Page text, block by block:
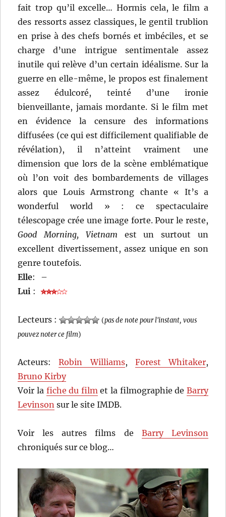
fait trop qu’il excelle… Hormis cela, le film a
des ressorts assez classiques, le gentil trublion
en prise à des chefs bornés et imbéciles, et se
charge d’une intrigue sentimentale assez
inutile qui relève d’un certain idéalisme. Sur la
guerre en elle-même, le propos est finalement
assez édulcoré, teinté d’une ironie
bienveillante, jamais mordante. Si le film met
en évidence la censure des informations
diffusées (ce qui est difficilement qualifiable de
révélation), il n’atteint vraiment une
dimension que lors de la scène emblématique
où l’on voit des bombardements de villages
alors que Louis Armstrong chante « It’s a
wonderful world » : ce spectaculaire
télescopage crée une image forte. Pour le reste,
Good Morning, Vietnam est un surtout un
excellent divertissement, assez unique en son
genre toutefois.
Elle:
–
Lui :
Lecteurs : (pas de note pour l'instant, vous
pouvez noter ce film)
Acteurs:Robin Williams, Forest Whitaker,
Bruno Kirby
Voir la fiche du film et la filmographie de Barry
Levinson sur le site IMDB.
Voir les autres films de Barry Levinson
chroniqués sur ce blog…